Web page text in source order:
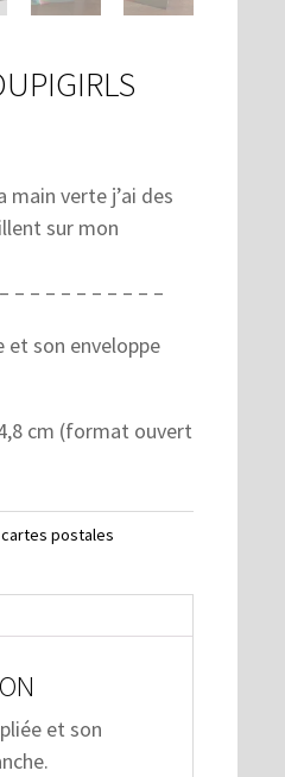
main verte j’ai des
sur mon
– – – – – – – – – –
et son enveloppe
cm (format ouvert
cartes postales
et son